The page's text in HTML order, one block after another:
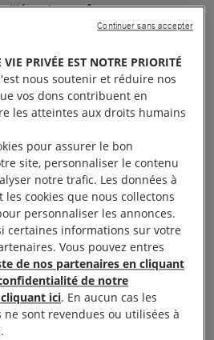
alors même que ces
d’une intensité
par un discours xénophobe,
de détentions arbitraires et
illégales, toutes
plan racial, visant les
d’asile ou
Amnesty International le
le gouvernement d’unité
à Tripoli et le « gouvernement
l’est du pays, allié au groupe
armées arabes libyennes
factol’est et le sud du pays,
VIE PRIVÉE EST NOTRE PRIORITÉ
nous soutenir et réduire nos
vos dons contribuent en
les atteintes aux droits humains
pour assurer le bon
site, personnaliser le contenu
notre trafic. Les données à
cookies que nous collectons
personnaliser les annonces.
certaines informations sur votre
Vous pouvez entres
de nos partenaires en cliquant
de notre
ici. En aucun cas les
ne sont revendues ou utilisées à
Continuer sans accepter